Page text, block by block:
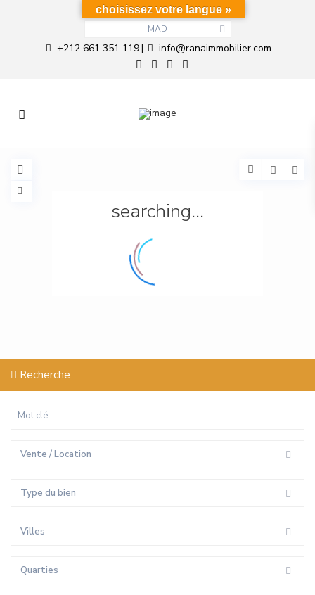
MAD
+212 661 351 119| info@ranaimmobilier.com
searching...
Recherche
Vente / Location
Type du bien
Villes
Quarties
choisissez votre langue »